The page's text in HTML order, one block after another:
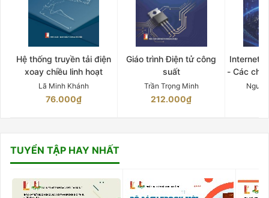
Hệ thống truyền tải điện
xoay chiều linh hoạt
Lã Minh Khánh
76.000₫
Giáo trình Điện tử công
suất
Trần Trọng Minh
212.000₫
Internet
- Các
TUYỂN TẬP HAY NHẤT